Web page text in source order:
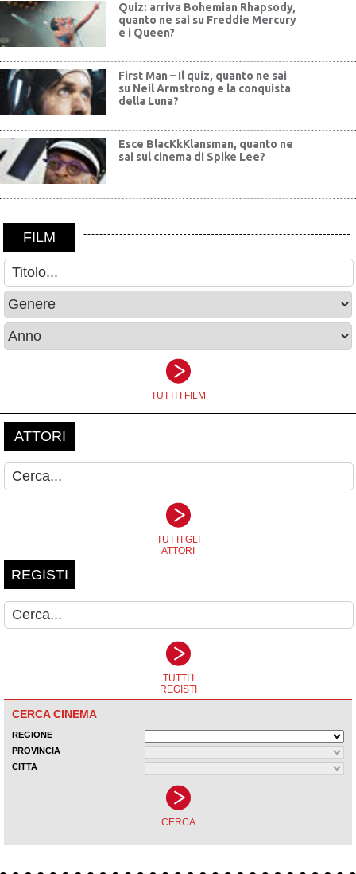
Quiz: arriva Bohemian Rhapsody,
quanto ne sai su Freddie Mercury
e i Queen?
First Man – Il quiz, quanto ne sai
su Neil Armstrong e la conquista
della Luna?
Esce BlacKkKlansman, quanto ne
sai sul cinema di Spike Lee?